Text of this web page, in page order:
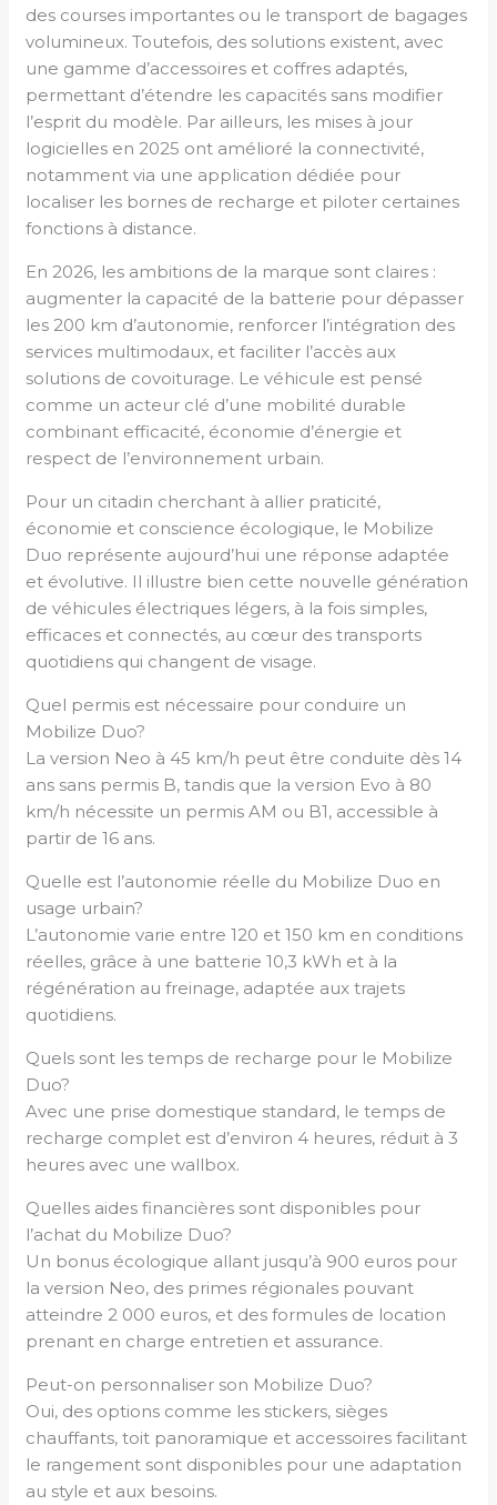
des courses importantes ou le transport de bagages
volumineux. Toutefois, des solutions existent, avec
une gamme d’accessoires et coffres adaptés,
permettant d’étendre les capacités sans modifier
l’esprit du modèle. Par ailleurs, les mises à jour
logicielles en 2025 ont amélioré la connectivité,
notamment via une application dédiée pour
localiser les bornes de recharge et piloter certaines
fonctions à distance.
En 2026, les ambitions de la marque sont claires :
augmenter la capacité de la batterie pour dépasser
les 200 km d’autonomie, renforcer l’intégration des
services multimodaux, et faciliter l’accès aux
solutions de covoiturage. Le véhicule est pensé
comme un acteur clé d’une mobilité durable
combinant efficacité, économie d’énergie et
respect de l’environnement urbain.
Pour un citadin cherchant à allier praticité,
économie et conscience écologique, le Mobilize
Duo représente aujourd’hui une réponse adaptée
et évolutive. Il illustre bien cette nouvelle génération
de véhicules électriques légers, à la fois simples,
efficaces et connectés, au cœur des transports
quotidiens qui changent de visage.
Quel permis est nécessaire pour conduire un
Mobilize Duo?
La version Neo à 45 km/h peut être conduite dès 14
ans sans permis B, tandis que la version Evo à 80
km/h nécessite un permis AM ou B1, accessible à
partir de 16 ans.
Quelle est l’autonomie réelle du Mobilize Duo en
usage urbain?
L’autonomie varie entre 120 et 150 km en conditions
réelles, grâce à une batterie 10,3 kWh et à la
régénération au freinage, adaptée aux trajets
quotidiens.
Quels sont les temps de recharge pour le Mobilize
Duo?
Avec une prise domestique standard, le temps de
recharge complet est d’environ 4 heures, réduit à 3
heures avec une wallbox.
Quelles aides financières sont disponibles pour
l’achat du Mobilize Duo?
Un bonus écologique allant jusqu’à 900 euros pour
la version Neo, des primes régionales pouvant
atteindre 2 000 euros, et des formules de location
prenant en charge entretien et assurance.
Peut-on personnaliser son Mobilize Duo?
Oui, des options comme les stickers, sièges
chauffants, toit panoramique et accessoires facilitant
le rangement sont disponibles pour une adaptation
au style et aux besoins.